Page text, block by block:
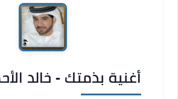
أغنية بذمتك - خالد